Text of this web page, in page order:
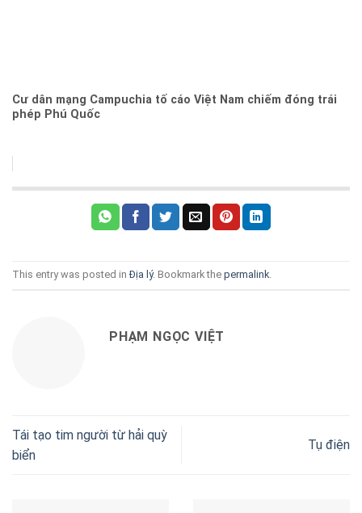
Cư dân mạng Campuchia tố cáo Việt Nam chiếm đóng trái
phép Phú Quốc
This entry was posted inĐịa lý. Bookmark the permalink.
PHẠM NGỌC VIỆT
Tái tạo tim người từ hải quỳ
biển
Tụ điện